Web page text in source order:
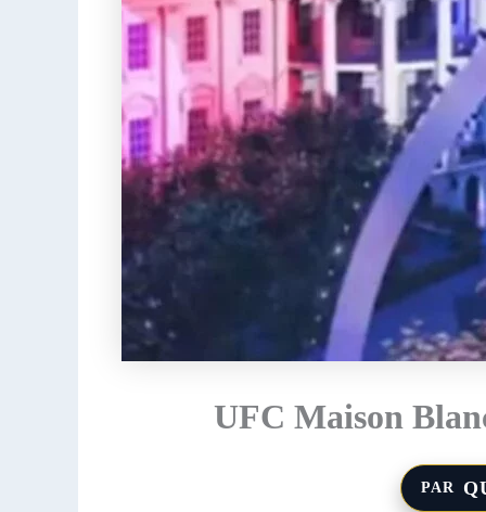
UFC Maison
PAR